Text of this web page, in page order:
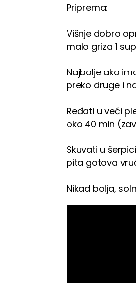
Priprema:
Višnje dobro
malo griza 1
Najbolje ako
preko druge i
Ređati u veći
oko 40 min
Skuvati u
pita gotova
Nikad bolja,